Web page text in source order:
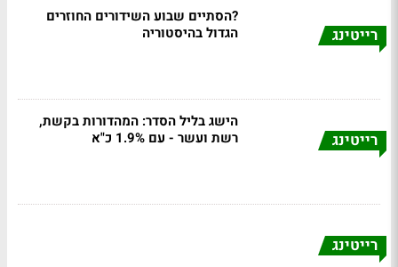
רייטינג
?הסתיים שבוע השידורים החוזרים
הגדול בהיסטוריה
רייטינג
הישג בליל הסדר: המהדורות בקשת,
רשת ועשר - עם 1.9% כ"א
רייטינג